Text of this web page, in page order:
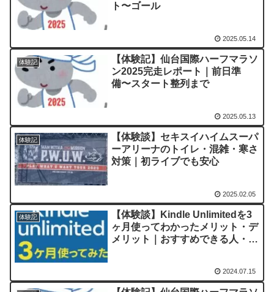
ト〜ゴール
2025.05.14
体験記
【体験記】仙台国際ハーフマラソ
ン2025完走レポート｜前日準
備〜スタート整列まで
2025.05.13
体験記
【体験談】セキスイハイムスーパ
ーアリーナのトイレ・混雑・寒さ
対策｜初ライブでも安心
2025.02.05
体験記
【体験談】Kindle Unlimitedを3
ヶ月使ってわかったメリット・デ
メリット｜おすすめできる人・で
2024.07.15